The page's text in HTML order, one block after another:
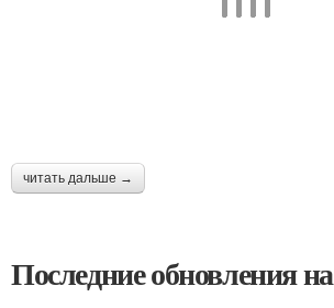
читать дальше →
Последние обновления